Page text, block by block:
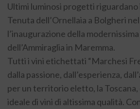
Ultimi luminosi progetti
Tenuta dell’Ornellaia a Bolgheri
l’inaugurazione della
dell’Ammiraglia in Maremma.
Tutti i vini etichettati “Marchesi
dalla passione, dall’esperienza,
per un territorio eletto, la Toscana,
ideale di vini di altissima qualità.